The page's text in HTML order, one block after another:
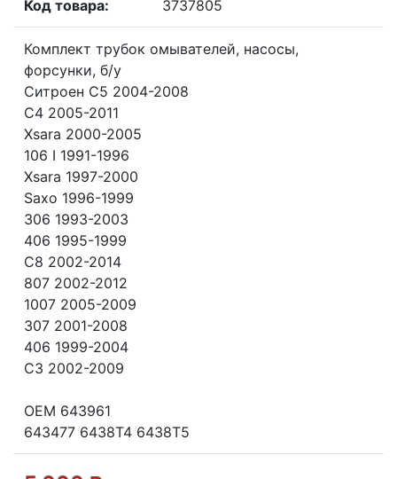
Код товара: 3737805
Комплект трубок омывателей, насосы,
форсунки, б/у
Ситроен C5 2004-2008
C4 2005-2011
Xsara 2000-2005
106 I 1991-1996
Xsara 1997-2000
Saxo 1996-1999
306 1993-2003
406 1995-1999
C8 2002-2014
807 2002-2012
1007 2005-2009
307 2001-2008
406 1999-2004
C3 2002-2009
OEM 643961
643477 6438T4 6438T5